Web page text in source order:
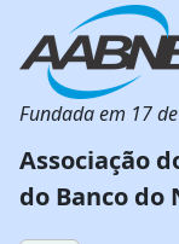
Fundada em 17
Associação
do Banco do